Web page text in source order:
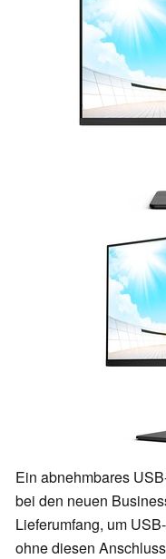
Ein abnehmbares
bei den neuen
Lieferumfang, um
ohne diesen